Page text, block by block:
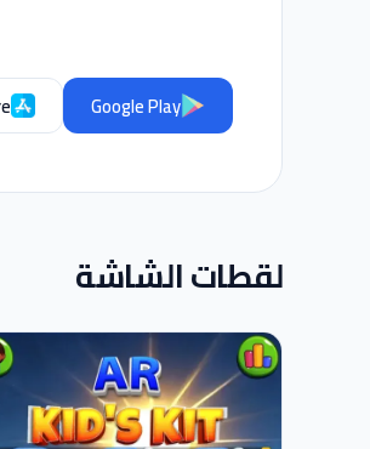
Google Play
لقطات الشاشة